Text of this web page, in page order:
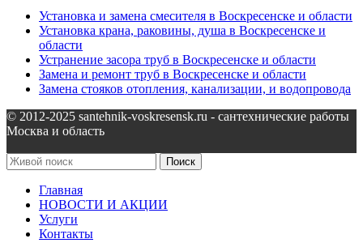
Установка и замена смесителя в Воскресенске и области
Установка крана, раковины, душа в Воскресенске и
области
Устранение засора труб в Воскресенске и области
Замена и ремонт труб в Воскресенске и области
Замена стояков отопления, канализации, и водопровода
© 2012-2025 santehnik-voskresensk.ru - сантехнические работы
Москва и область
Поиск
Главная
НОВОСТИ И АКЦИИ
Услуги
Контакты